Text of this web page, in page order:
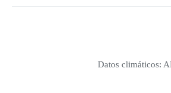
Datos climáticos: